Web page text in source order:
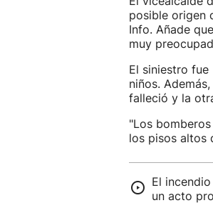
posible origen
Info. Añade
muy
El siniestro
niños.
falleció y la
"Los
los pisos altos
El
un acto